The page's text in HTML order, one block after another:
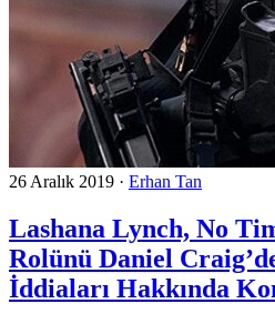
26 Aralık 2019 · Erhan Tan
Lashana Lynch, No
Rolünü Daniel
İddiaları Hakkında